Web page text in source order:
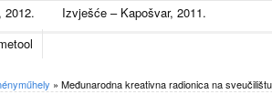
2012.
Izvješće – Kapošvar, 2011.
» Međunarodna kreativna radionica na